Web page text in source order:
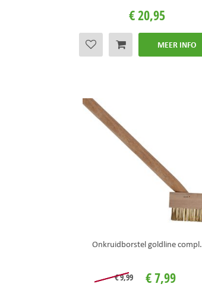
€20,95
MEER INFO
Onkruidborstel goldline compl.
€9,99 €7,99